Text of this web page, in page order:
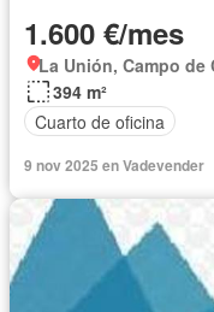
1.600 €/mes
La Unión, Campo de
394 m²
Cuarto de oficina
9 nov 2025 en Vadevender